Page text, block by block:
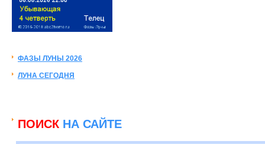
ФАЗЫ ЛУНЫ 2026
ЛУНА СЕГОДНЯ
ПОИСК НА САЙТЕ